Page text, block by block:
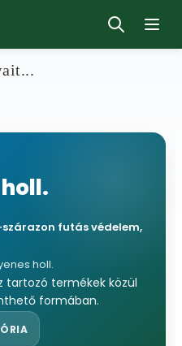
holl.
futás védelem,
holl.
tartozó termékek közül
formában.